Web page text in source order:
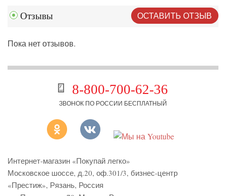
Отзывы ОСТАВИТЬ ОТЗЫВ
Пока нет отзывов.
8-800-700-62-36
ЗВОНОК ПО РОССИИ БЕСПЛАТНЫЙ
Интернет-магазин «Покупай легко»
Московское шоссе, д.20, оф.301/3, бизнес-центр
«Престиж», Рязань, Россия